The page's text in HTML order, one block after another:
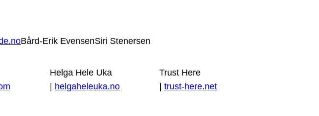
Bård-Erik EvensenSiri Stenersen
Helga Hele Uka
| helgaheleuka.no
Trust Here
| trust-here.net